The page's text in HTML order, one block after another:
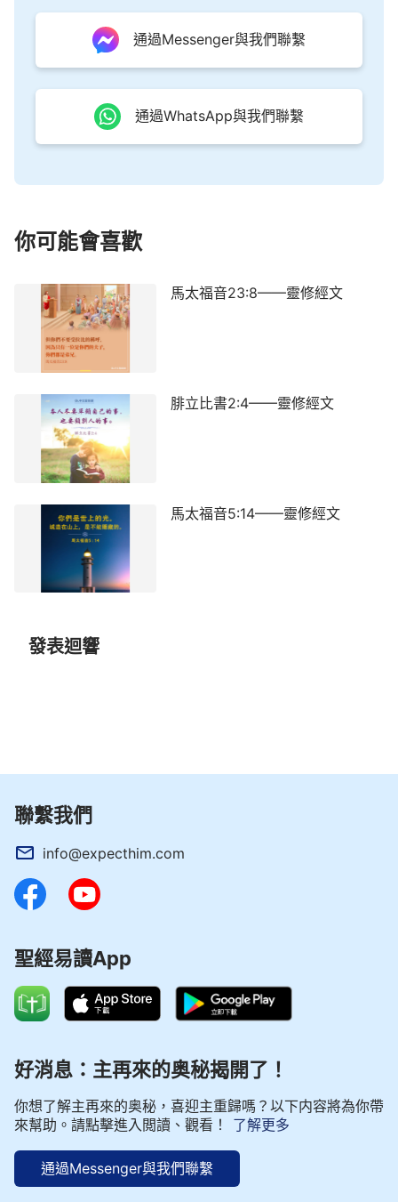
通過Messenger與我們聯繫
通過WhatsApp與我們聯繫
你可能會喜歡
馬太福音23:8——靈修經文
腓立比書2:4——靈修經文
馬太福音5:14——靈修經文
發表迴響
聯繫我們
info@expecthim.com
聖經易讀App
好消息：主再來的奥秘揭開了！
你想了解主再來的奥秘，喜迎主重歸嗎？以下内容將為你帶
來幫助。請點擊進入閲讀、觀看！
了解更多
通過Messenger與我們聯繫